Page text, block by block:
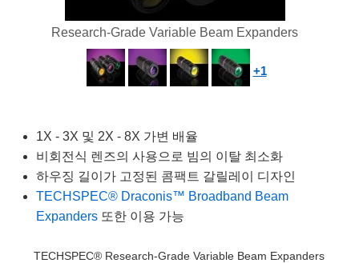
Coated Optics
(DOE)
Optomechanics
Systems
Research-Grade Variable Beam Expanders
+1
1X - 3X 및 2X - 8X 가변 배율
비회전식 렌즈의 사용으로 빔의 이탈 최소화
하우징 길이가 고정된 콤팩트 갈릴레이 디자인
TECHSPEC® Draconis™ Broadband Beam
Expanders 또한 이용 가능
TECHSPEC® Research-Grade Variable Beam Expanders